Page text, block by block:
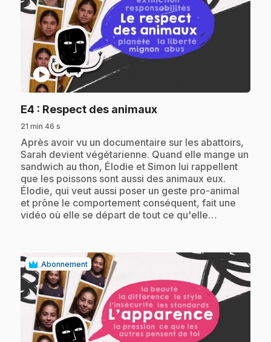
play_circle
E4 : Respect des animaux.
21 min 46 s
.Après avoir vu un documentaire sur les abattoirs,
Sarah devient végétarienne. Quand elle mange un
sandwich au thon, Élodie et Simon lui rappellent
que les poissons sont aussi des animaux eux.
Élodie, qui veut aussi poser un geste pro-animal
et prône le comportement conséquent, fait une
vidéo où elle se départ de tout ce qu'elle…
Abonnement